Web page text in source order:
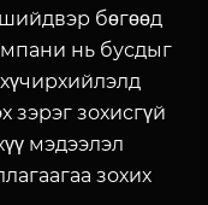
бөгөөд
нь бусдыг
зэрэг зохисгүй
мэдээлэл
зохих